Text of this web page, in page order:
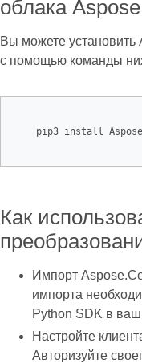
облака
Вы можете
с помощью команды
pip3 install
Как
Импорт
импорта
Python SDK в ваш
Настройте
Авторизуйте